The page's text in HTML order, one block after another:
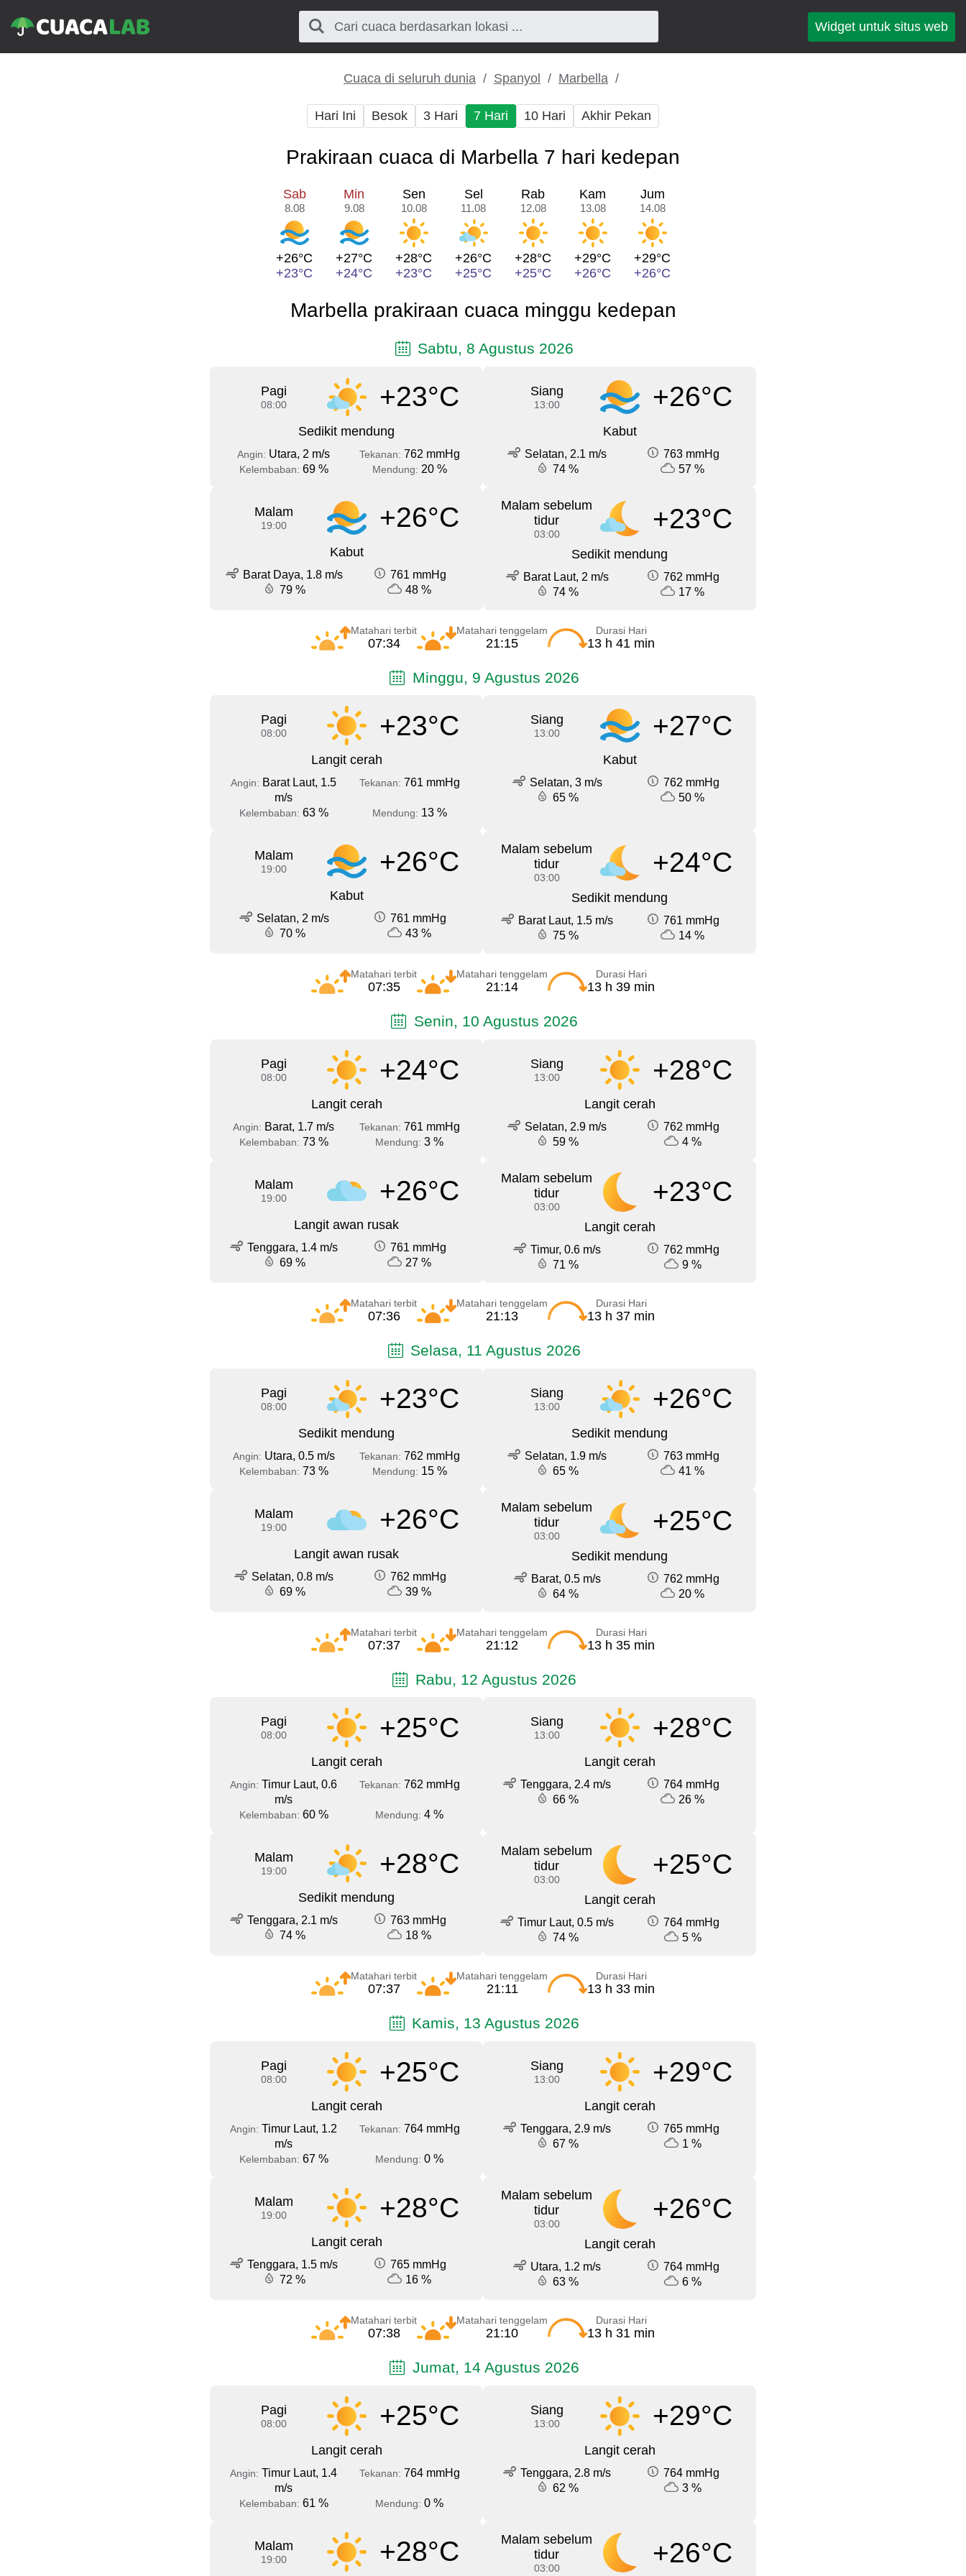
Widget untuk situs web
Cuaca di seluruh dunia Spanyol Marbella
Hari Ini Besok 3 Hari 7 Hari 10 Hari Akhir Pekan
Prakiraan cuaca di Marbella 7 hari kedepan
Sab
8.08
+26°C
+23°C
Min
9.08
+27°C
+24°C
Sen
10.08
+28°C
+23°C
Sel
11.08
+26°C
+25°C
Rab
12.08
+28°C
+25°C
Kam
13.08
+29°C
+26°C
Jum
14.08
+29°C
+26°C
Marbella prakiraan cuaca minggu kedepan
Sabtu, 8 Agustus 2026
Pagi
08:00 +23°C
Sedikit mendung
Angin: Utara, 2 m/s Tekanan: 762 mmHg
Kelembaban: 69 % Mendung: 20 %
Siang
13:00 +26°C
Kabut
Selatan, 2.1 m/s
763 mmHg
74 %
57 %
Malam
19:00 +26°C
Kabut
Barat Daya, 1.8 m/s
761 mmHg
79 %
48 %
Malam sebelum
tidur
03:00 +23°C
Sedikit mendung
Barat Laut, 2 m/s
762 mmHg
74 %
17 %
Matahari terbit
07:34
Matahari tenggelam
21:15
Durasi Hari
13 h 41 min
Minggu, 9 Agustus 2026
Pagi
08:00 +23°C
Langit cerah
Angin: Barat Laut, 1.5
m/s
Tekanan: 761 mmHg
Kelembaban: 63 % Mendung: 13 %
Siang
13:00 +27°C
Kabut
Selatan, 3 m/s
762 mmHg
65 %
50 %
Malam
19:00 +26°C
Kabut
Selatan, 2 m/s
761 mmHg
70 %
43 %
Malam sebelum
tidur
03:00 +24°C
Sedikit mendung
Barat Laut, 1.5 m/s
761 mmHg
75 %
14 %
Matahari terbit
07:35
Matahari tenggelam
21:14
Durasi Hari
13 h 39 min
Senin, 10 Agustus 2026
Pagi
08:00 +24°C
Langit cerah
Angin: Barat, 1.7 m/s Tekanan: 761 mmHg
Kelembaban: 73 % Mendung: 3 %
Siang
13:00 +28°C
Langit cerah
Selatan, 2.9 m/s
762 mmHg
59 %
4 %
Malam
19:00 +26°C
Langit awan rusak
Tenggara, 1.4 m/s
761 mmHg
69 %
27 %
Malam sebelum
tidur
03:00 +23°C
Langit cerah
Timur, 0.6 m/s
762 mmHg
71 %
9 %
Matahari terbit
07:36
Matahari tenggelam
21:13
Durasi Hari
13 h 37 min
Selasa, 11 Agustus 2026
Pagi
08:00 +23°C
Sedikit mendung
Angin: Utara, 0.5 m/s Tekanan: 762 mmHg
Kelembaban: 73 % Mendung: 15 %
Siang
13:00 +26°C
Sedikit mendung
Selatan, 1.9 m/s
763 mmHg
65 %
41 %
Malam
19:00 +26°C
Langit awan rusak
Selatan, 0.8 m/s
762 mmHg
69 %
39 %
Malam sebelum
tidur
03:00 +25°C
Sedikit mendung
Barat, 0.5 m/s
762 mmHg
64 %
20 %
Matahari terbit
07:37
Matahari tenggelam
21:12
Durasi Hari
13 h 35 min
Rabu, 12 Agustus 2026
Pagi
08:00 +25°C
Langit cerah
Angin: Timur Laut, 0.6
m/s
Tekanan: 762 mmHg
Kelembaban: 60 % Mendung: 4 %
Siang
13:00 +28°C
Langit cerah
Tenggara, 2.4 m/s
764 mmHg
66 %
26 %
Malam
19:00 +28°C
Sedikit mendung
Tenggara, 2.1 m/s
763 mmHg
74 %
18 %
Malam sebelum
tidur
03:00 +25°C
Langit cerah
Timur Laut, 0.5 m/s
764 mmHg
74 %
5 %
Matahari terbit
07:37
Matahari tenggelam
21:11
Durasi Hari
13 h 33 min
Kamis, 13 Agustus 2026
Pagi
08:00 +25°C
Langit cerah
Angin: Timur Laut, 1.2
m/s
Tekanan: 764 mmHg
Kelembaban: 67 % Mendung: 0 %
Siang
13:00 +29°C
Langit cerah
Tenggara, 2.9 m/s
765 mmHg
67 %
1 %
Malam
19:00 +28°C
Langit cerah
Tenggara, 1.5 m/s
765 mmHg
72 %
16 %
Malam sebelum
tidur
03:00 +26°C
Langit cerah
Utara, 1.2 m/s
764 mmHg
63 %
6 %
Matahari terbit
07:38
Matahari tenggelam
21:10
Durasi Hari
13 h 31 min
Jumat, 14 Agustus 2026
Pagi
08:00 +25°C
Langit cerah
Angin: Timur Laut, 1.4
m/s
Tekanan: 764 mmHg
Kelembaban: 61 % Mendung: 0 %
Siang
13:00 +29°C
Langit cerah
Tenggara, 2.8 m/s
764 mmHg
62 %
3 %
Malam
19:00 +28°C
Malam sebelum
tidur
03:00 +26°C